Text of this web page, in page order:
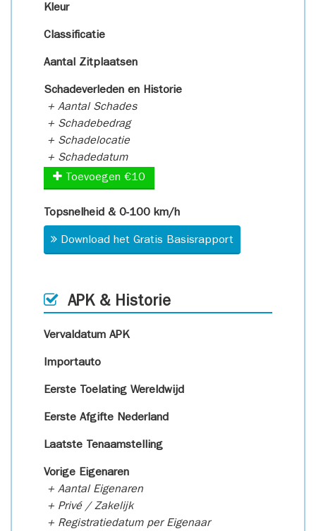
Kleur
Classificatie
Aantal Zitplaatsen
Schadeverleden en Historie
+ Aantal Schades
+ Schadebedrag
+ Schadelocatie
+ Schadedatum
Toevoegen €10
Topsnelheid & 0-100 km/h
Download het Gratis Basisrapport
APK & Historie
Vervaldatum APK
Importauto
Eerste Toelating Wereldwijd
Eerste Afgifte Nederland
Laatste Tenaamstelling
Vorige Eigenaren
+ Aantal Eigenaren
+ Privé / Zakelijk
+ Registratiedatum per Eigenaar